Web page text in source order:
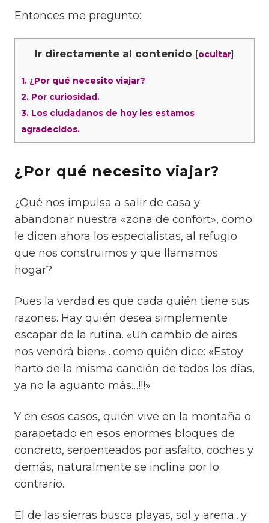
Entonces me pregunto:
Ir directamente al contenido [ocultar]
1. ¿Por qué necesito viajar?
2. Por curiosidad.
3. Los ciudadanos de hoy les estamos
agradecidos.
¿Por qué necesito viajar?
¿Qué nos impulsa a salir de casa y
abandonar nuestra «zona de confort», como
le dicen ahora los especialistas, al refugio
que nos construimos y que llamamos
hogar?
Pues la verdad es que cada quién tiene sus
razones. Hay quién desea simplemente
escapar de la rutina. «Un cambio de aires
nos vendrá bien»…como quién dice: «Estoy
harto de la misma canción de todos los días,
ya no la aguanto más…!!!»
Y en esos casos, quién vive en la montaña o
parapetado en esos enormes bloques de
concreto, serpenteados por asfalto, coches y
demás, naturalmente se inclina por lo
contrario.
El de las sierras busca playas, sol y arena…y